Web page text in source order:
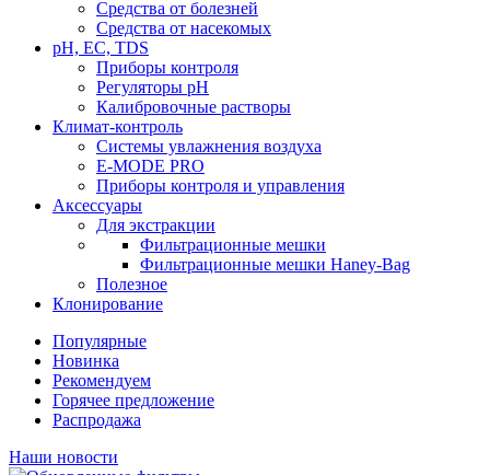
Средства от болезней
Средства от насекомых
pH, EC, TDS
Приборы контроля
Регуляторы pH
Калибровочные растворы
Климат-контроль
Системы увлажнения воздуха
E-MODE PRO
Приборы контроля и управления
Аксессуары
Для экстракции
Фильтрационные мешки
Фильтрационные мешки Haney-Bag
Полезное
Клонирование
Популярные
Новинка
Рекомендуем
Горячее предложение
Распродажа
Наши новости